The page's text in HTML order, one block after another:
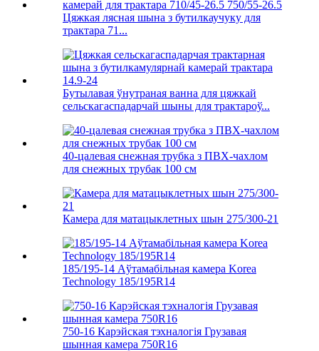
Цяжкая лясная шына з бутилкаучуку для
трактара 71...
Бутылавая ўнутраная ванна для цяжкай
сельскагаспадарчай шыны для трактароў...
40-цалевая снежная трубка з ПВХ-чахлом
для снежных трубак 100 см
Камера для матацыклетных шын 275/300-21
185/195-14 Аўтамабільная камера Korea
Technology 185/195R14
750-16 Карэйская тэхналогія Грузавая
шынная камера 750R16